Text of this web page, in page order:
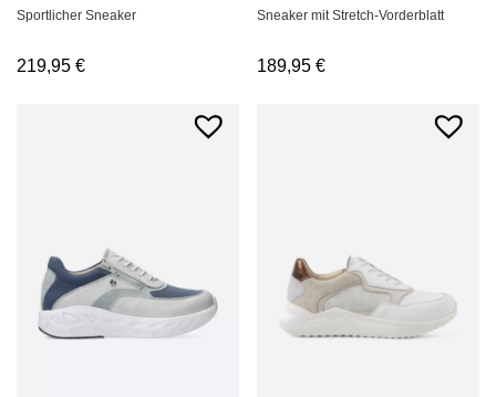
Sportlicher Sneaker
219,95 €
Sneaker mit Stretch-Vorderblatt
189,95€